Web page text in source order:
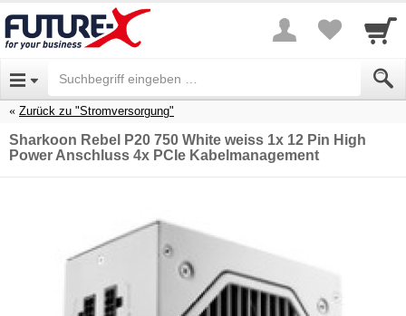
Zurück zu "Stromversorgung"
Sharkoon Rebel P20 750 White weiss 1x 12 Pin High
Power Anschluss 4x PCIe Kabelmanagement